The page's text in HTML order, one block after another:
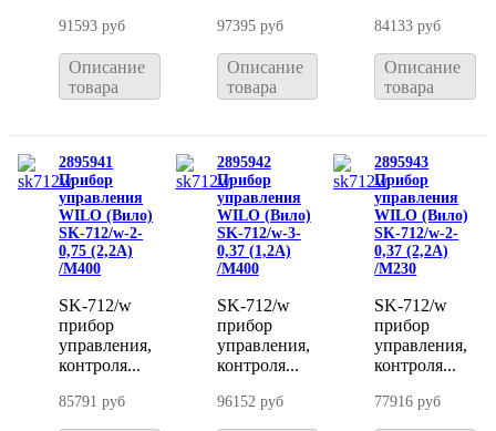
91593 руб
Описание
товара
97395 руб
Описание
товара
84133 руб
Описание
товара
2895941
Прибор
управления
WILO (Вило)
SK-712/w-2-
0,75 (2,2A)
/M400
SK-712/w
прибор
управления,
контроля...
85791 руб
2895942
Прибор
управления
WILO (Вило)
SK-712/w-3-
0,37 (1,2A)
/M400
SK-712/w
прибор
управления,
контроля...
96152 руб
2895943
Прибор
управления
WILO (Вило)
SK-712/w-2-
0,37 (2,2A)
/M230
SK-712/w
прибор
управления,
контроля...
77916 руб